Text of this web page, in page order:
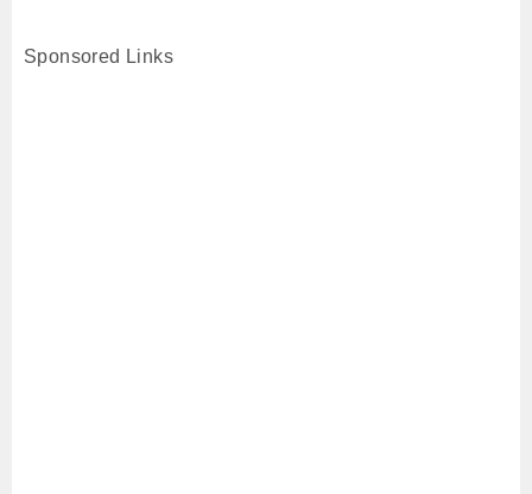
Sponsored Links